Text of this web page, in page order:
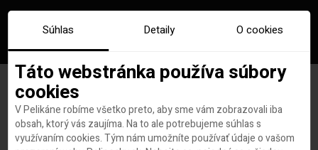
NOVINKA! Ryanair znovu
Súhlas Detaily O cookies
Táto webstránka používa súbory
cookies
V Pelikáne robíme všetko preto, aby sme vám zobrazovali iba
obsah, ktorý vás zaujíma. Na to ale potrebujeme súhlas s
využívaním cookies. Tým nám umožníte používať údaje o vašom